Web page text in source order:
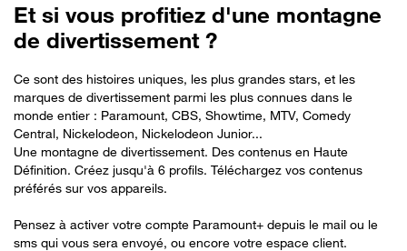
Et si vous profitiez d'une montagne
de divertissement ?
Ce sont des histoires uniques, les plus grandes stars, et les
marques de divertissement parmi les plus connues dans le
monde entier : Paramount, CBS, Showtime, MTV, Comedy
Central, Nickelodeon, Nickelodeon Junior...
Une montagne de divertissement. Des contenus en Haute
Définition. Créez jusqu'à 6 profils. Téléchargez vos contenus
préférés sur vos appareils.
Pensez à activer votre compte Paramount+ depuis le mail ou le
sms qui vous sera envoyé, ou encore votre espace client.